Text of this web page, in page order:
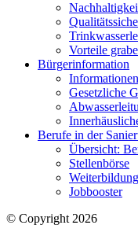
Vorteile
Bürgerinformation
Gesetzliche
Berufe in der
Übersicht:
Stellenbörse
Weiterbildung
Jobbooster
© Copyright 2026